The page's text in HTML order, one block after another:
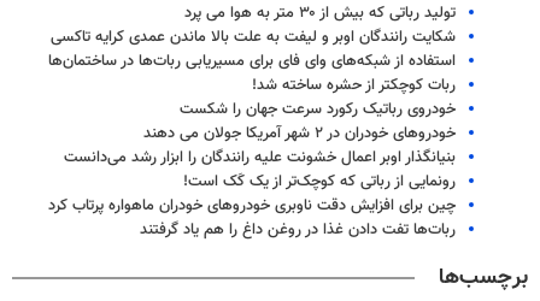
تولید رباتی که بیش از ۳۰ متر به هوا می پرد
شکایت رانندگان اوبر و لیفت به علت بالا ماندن عمدی کرایه تاکسی
استفاده از شبکه‌های وای فای برای مسیریابی ربات‌ها در ساختمان‌ها
ربات کوچکتر از حشره ساخته شد!
خودروی رباتیک رکورد سرعت جهان را شکست
خودروهای خودران در ۲ شهر آمریکا جولان می دهند
بنیانگذار اوبر اعمال خشونت علیه رانندگان را ابزار رشد می‌دانست
رونمایی از رباتی که کوچک‌تر از یک کَک است!
چین برای افزایش دقت ناوبری خودروهای خودران ماهواره پرتاب کرد
ربات‌ها تفت دادن غذا در روغن داغ را هم یاد گرفتند
برچسب‌ها